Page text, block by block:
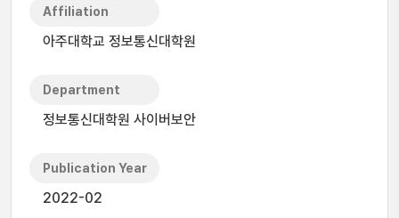
Affiliation
아주대학교 정보통신대학원
Department
정보통신대학원 사이버보안
Publication Year
2022-02